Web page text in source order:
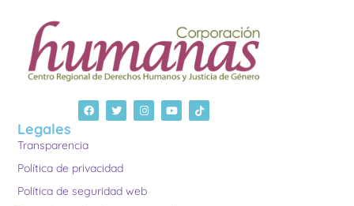
Legales
Transparencia
Política de privacidad
Política de seguridad web